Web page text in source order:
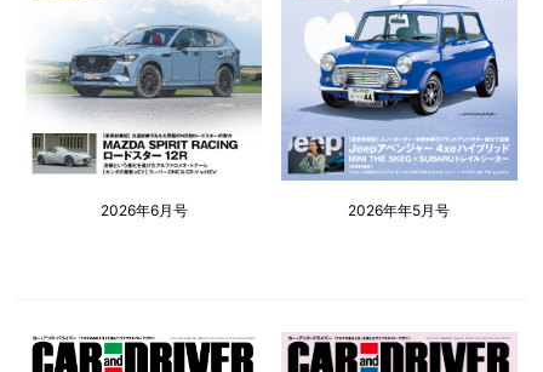
2026年6月号 2026年年5月号